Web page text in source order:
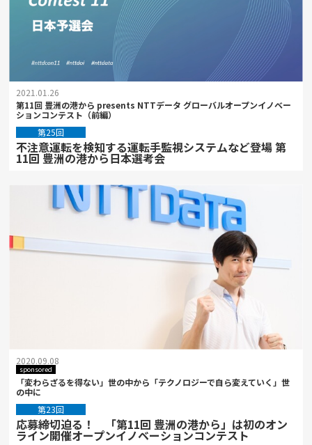
2021.01.26
第11回 豊洲の港から presents NTTデータ グローバルオープンイノベー
ションコンテスト（前編）
第25回
不注意運転を検知する運転手監視システムなど登場 第
11回 豊洲の港から日本選考会
2020.09.08
sponsored
「変わらざるを得ない」世の中から「テクノロジーで自ら変えていく」世
の中に
第23回
応募締切迫る！ 「第11回 豊洲の港から」は初のオン
ライン開催オープンイノベーションコンテスト